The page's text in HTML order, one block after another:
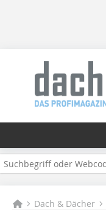
Dach & Dächer